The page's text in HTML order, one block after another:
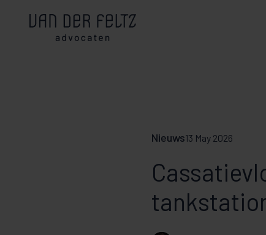
Nieuws13 May 2026